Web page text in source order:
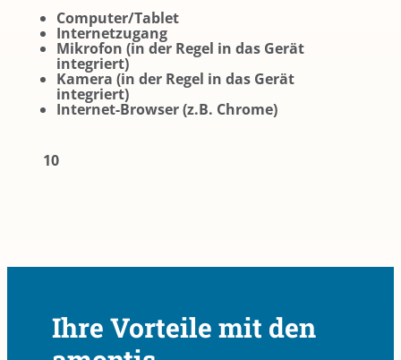
Computer/Tablet
Internetzugang
Mikrofon (in der Regel in das Gerät
integriert)
Kamera (in der Regel in das Gerät
integriert)
Internet-Browser (z.B. Chrome)
10
Ihre Vorteile mit den